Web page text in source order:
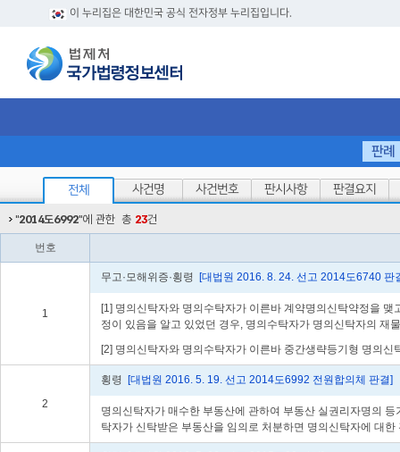
이 누리집은 대한민국 공식 전자정부 누리집입니다.
판례
전체 사건명 사건번호 판시사항 판결요지
"2014도6992"에 관한 총 23건
번호
1
무고·모해위증·횡령 [대법원 2016. 8. 24. 선고 2014도6740 판
[1] 명의신탁자와 명의수탁자가 이른바 계약명의신탁약정을
정이 있음을 알고 있었던 경우, 명의수탁자가 명의신탁자의 재
[2] 명의신탁자와 명의수탁자가 이른바 중간생략등기형 명의
2
횡령 [대법원 2016. 5. 19. 선고 2014도6992 전원합의체 판결]
명의신탁자가 매수한 부동산에 관하여 부동산 실권리자명의
탁자가 신탁받은 부동산을 임의로 처분하면 명의신탁자에 대